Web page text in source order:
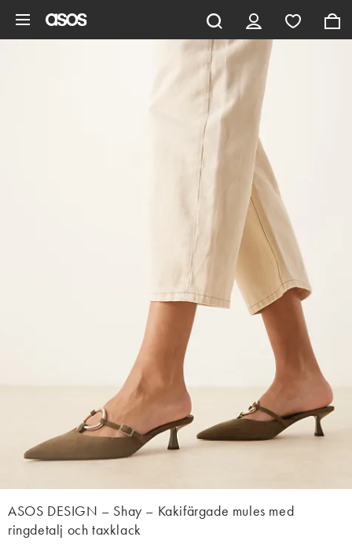
ASOS DESIGN – Shay – Kakifärgade mules med
ringdetalj och taxklack